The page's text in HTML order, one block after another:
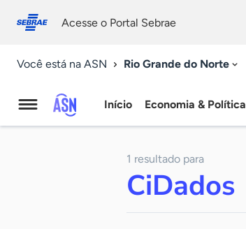
conosco
Acesse o Portal Sebrae
Você está na ASN Rio Grande do Norte
Agência
Notícias
Início Economia & Política
1 resultado para
CiDados